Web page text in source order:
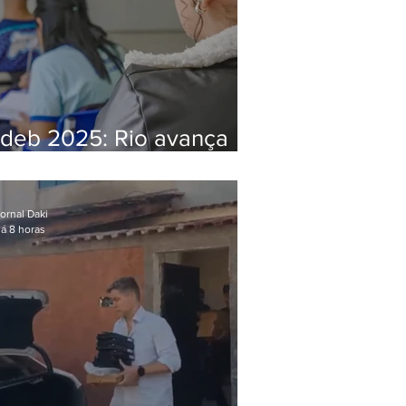
2025: Rio avança
da média nacional
Daki
8 horas